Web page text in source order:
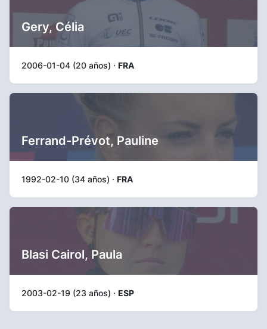
Gery, Célia
2006-01-04 (20 años) · FRA
Ferrand-Prévot, Pauline
1992-02-10 (34 años) · FRA
Blasi Cairol, Paula
2003-02-19 (23 años) · ESP